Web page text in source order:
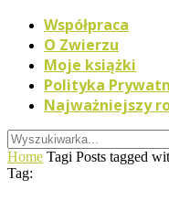
Współpraca
O Zwierzu
Moje książki
Polityka
Najważniejszy
Home Tagi Posts tagged
Tag: